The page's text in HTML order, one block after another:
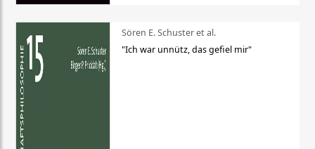
Sören E. Schuster et al.
"Ich war unnütz, das gefiel mir"